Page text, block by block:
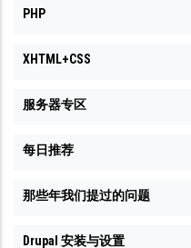
PHP
XHTML+CSS
服务器专区
每日推荐
那些年我们提过的问题
Drupal 安装与设置